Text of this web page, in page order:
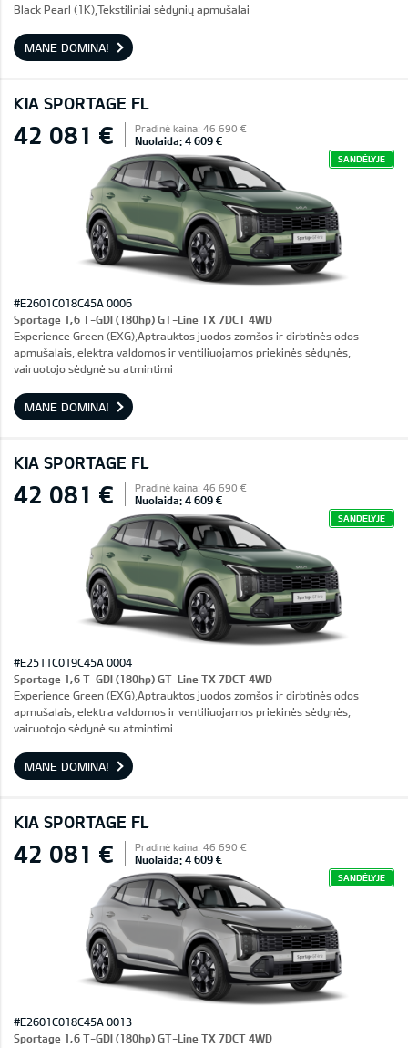
Black Pearl (1K),Tekstiliniai sėdynių apmušalai
MANE DOMINA!
KIA SPORTAGE FL
42 081 € Pradinė kaina: 46 690 €
Nuolaida: 4 609 €
SANDĖLYJE
#E2601C018C45A 0006
Sportage 1,6 T-GDI (180hp) GT-Line TX 7DCT 4WD
Experience Green (EXG),Aptrauktos juodos zomšos ir dirbtinės odos
apmušalais, elektra valdomos ir ventiliuojamos priekinės sėdynės,
vairuotojo sėdynė su atmintimi
MANE DOMINA!
KIA SPORTAGE FL
42 081 € Pradinė kaina: 46 690 €
Nuolaida: 4 609 €
SANDĖLYJE
#E2511C019C45A 0004
Sportage 1,6 T-GDI (180hp) GT-Line TX 7DCT 4WD
Experience Green (EXG),Aptrauktos juodos zomšos ir dirbtinės odos
apmušalais, elektra valdomos ir ventiliuojamos priekinės sėdynės,
vairuotojo sėdynė su atmintimi
MANE DOMINA!
KIA SPORTAGE FL
42 081 € Pradinė kaina: 46 690 €
Nuolaida: 4 609 €
SANDĖLYJE
#E2601C018C45A 0013
Sportage 1,6 T-GDI (180hp) GT-Line TX 7DCT 4WD